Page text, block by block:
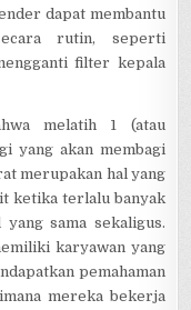
dapat membantu
rutin, seperti
filter kepala
melatih 1 (atau
yang akan membagi
merupakan hal yang
ketika terlalu banyak
sama sekaligus.
karyawan yang
pemahaman
mereka bekerja